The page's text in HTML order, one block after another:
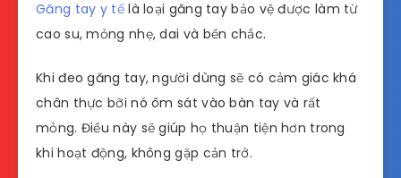
Găng tay y tếlà loại găng tay bảo vệ được làm từ
cao su, mỏng nhẹ, dai và bền chắc.
Khi đeo găng tay, người dùng sẽ có cảm giác khá
chân thực bỡi nó ôm sát vào bàn tay và rất
mỏng. Điều này sẽ giúp họ thuận tiện hơn trong
khi hoạt động, không gặp cản trở.